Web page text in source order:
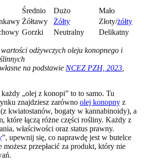
Średnio Dużo
Mało
Żółtawy Żółty Złoty/żółty
Gorzki Neutralny Delikatny
odżywczych oleju konopnego i
na podstawie NCEZ PZH, 2023
„olej z konopi” to to samo. Tu
znajdziesz zarówno olej konopny z
(z kwiatostanów, bogaty w kannabinoidy), a
które łączą różne części rośliny. Każdy z
właściwości oraz status prawny.
”, upewnij się, co naprawdę jest w butelce
przepłacić za produkt, który nie